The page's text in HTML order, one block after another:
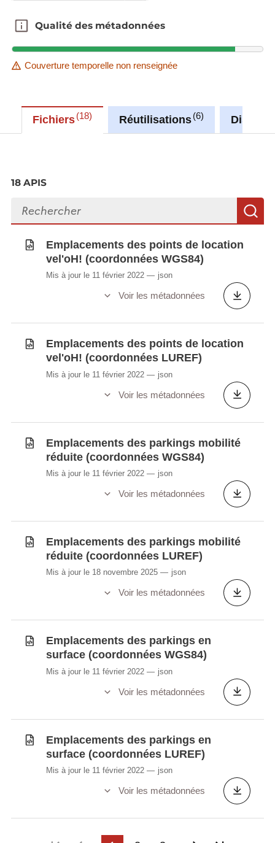
Qualité des métadonnées
Qualité des métadonnées
Couverture temporelle non renseignée
Fichiers 18 Réutilisations 6
18 APIS
Rechercher des fichiers
Emplacements des points de location
vel'oH! (coordonnées WGS84)
Mis à jour le 11 février 2022 json
Voir les métadonnées
Emplacements des points de location
vel'oH! (coordonnées LUREF)
Mis à jour le 11 février 2022 json
Voir les métadonnées
Emplacements des parkings mobilité
réduite (coordonnées WGS84)
Mis à jour le 11 février 2022 json
Voir les métadonnées
Emplacements des parkings mobilité
réduite (coordonnées LUREF)
Mis à jour le 18 novembre 2025 json
Voir les métadonnées
Emplacements des parkings en
surface (coordonnées WGS84)
Mis à jour le 11 février 2022 json
Voir les métadonnées
Emplacements des parkings en
surface (coordonnées LUREF)
Mis à jour le 11 février 2022 json
Voir les métadonnées